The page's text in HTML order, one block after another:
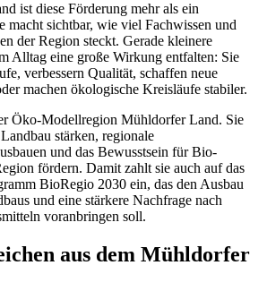
ist diese Förderung mehr als ein
macht sichtbar, wie viel Fachwissen und
der Region steckt. Gerade kleinere
Alltag eine große Wirkung entfalten: Sie
verbessern Qualität, schaffen neue
machen ökologische Kreisläufe stabiler.
Öko-Modellregion Mühldorfer Land. Sie
stärken, regionale
und das Bewusstsein für Bio-
fördern. Damit zahlt sie auch auf das
BioRegio 2030 ein, das den Ausbau
und eine stärkere Nachfrage nach
voranbringen soll.
aus dem Mühldorfer